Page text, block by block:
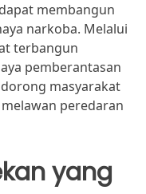
membangun
narkoba. Melalui
terbangun
pemberantasan
masyarakat
peredaran
yang